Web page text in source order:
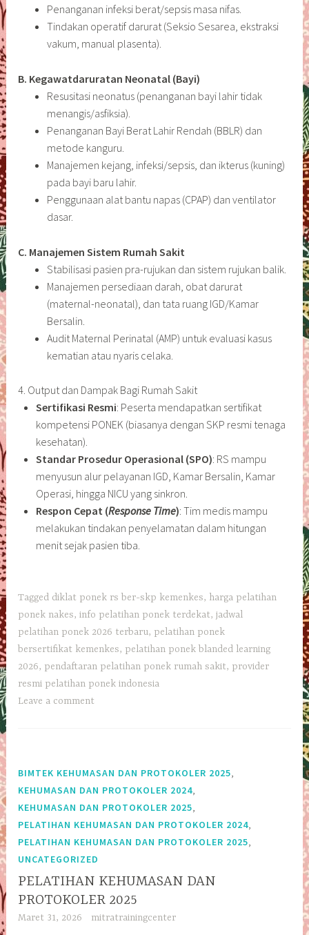
Penanganan infeksi berat/sepsis masa nifas.
Tindakan operatif darurat (Seksio Sesarea, ekstraksi
vakum, manual plasenta).
B. Kegawatdaruratan Neonatal (Bayi)
Resusitasi neonatus (penanganan bayi lahir tidak
menangis/asfiksia).
Penanganan Bayi Berat Lahir Rendah (BBLR) dan
metode kanguru.
Manajemen kejang, infeksi/sepsis, dan ikterus (kuning)
pada bayi baru lahir.
Penggunaan alat bantu napas (CPAP) dan ventilator
dasar.
C. Manajemen Sistem Rumah Sakit
Stabilisasi pasien pra-rujukan dan sistem rujukan balik.
Manajemen persediaan darah, obat darurat
(maternal-neonatal), dan tata ruang IGD/Kamar
Bersalin.
Audit Maternal Perinatal (AMP) untuk evaluasi kasus
kematian atau nyaris celaka.
4. Output dan Dampak Bagi Rumah Sakit
Sertifikasi Resmi: Peserta mendapatkan sertifikat
kompetensi PONEK (biasanya dengan SKP resmi tenaga
kesehatan).
Standar Prosedur Operasional (SPO): RS mampu
menyusun alur pelayanan IGD, Kamar Bersalin, Kamar
Operasi, hingga NICU yang sinkron.
Respon Cepat (Response Time): Tim medis mampu
melakukan tindakan penyelamatan dalam hitungan
menit sejak pasien tiba.
Tagged diklat ponek rs ber-skp kemenkes, harga pelatihan
ponek nakes,info pelatihan ponek terdekat,jadwal
pelatihan ponek 2026 terbaru, pelatihan ponek
bersertifikat kemenkes, pelatihan ponek blanded learning
2026, pendaftaran pelatihan ponek rumah sakit, provider
resmi pelatihan ponek indonesia
Leave a comment
BIMTEK KEHUMASAN DAN PROTOKOLER 2025,
KEHUMASAN DAN PROTOKOLER 2024,
KEHUMASAN DAN PROTOKOLER 2025,
PELATIHAN KEHUMASAN DAN PROTOKOLER 2024,
PELATIHAN KEHUMASAN DAN PROTOKOLER 2025,
UNCATEGORIZED
PELATIHAN KEHUMASAN DAN
PROTOKOLER 2025
Maret 31, 2026 mitratrainingcenter